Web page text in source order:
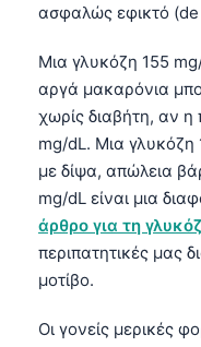
ασφαλώς εφικτό
Μια γλυκόζη 155
αργά μακαρόνια
χωρίς διαβήτη, αν η
mg/dL. Μια γλυκόζη
με δίψα, απώλεια
mg/dL είναι μια
άρθρο για τη
περιπατητικές μας
μοτίβο.
Οι γονείς μερικές
Esperanto
Frysk
Ślōnskŏ gŏdka
Norsk bokmål